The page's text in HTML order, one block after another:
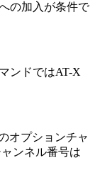
の加入が条件で
ンドではAT-X
オプションチャ
ンネル番号は